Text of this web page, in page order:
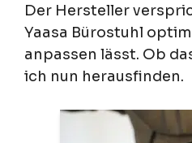
Der Hersteller
Yaasa Bürostuhl
anpassen lässt. Ob
ich nun herausfinden.